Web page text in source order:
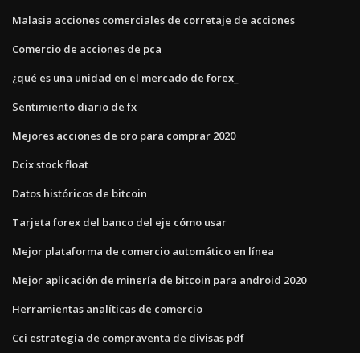
Malasia acciones comerciales de corretaje de acciones
Comercio de acciones de pca
¿qué es una unidad en el mercado de forex_
Sentimiento diario de fx
Mejores acciones de oro para comprar 2020
Dcix stock float
Datos históricos de bitcoin
Tarjeta forex del banco del eje cómo usar
Mejor plataforma de comercio automático en línea
Mejor aplicación de minería de bitcoin para android 2020
Herramientas analíticas de comercio
Cci estrategia de compraventa de divisas pdf